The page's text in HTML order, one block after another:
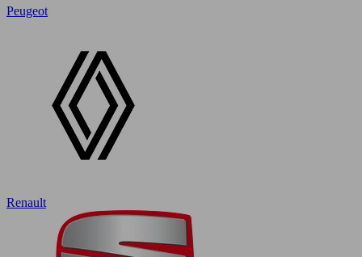
Peugeot
Renault